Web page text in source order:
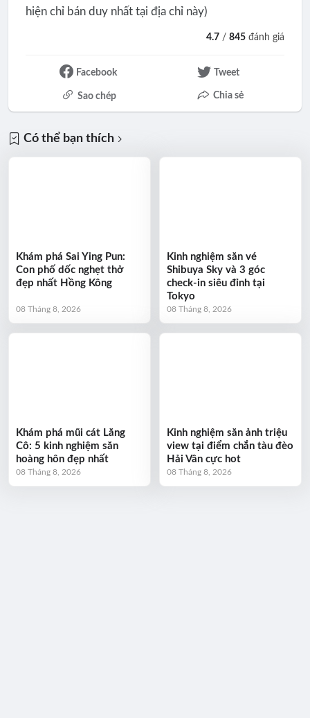
hiện chỉ bán duy nhất tại địa chỉ này)
4.7 /845 đánh giá
Facebook Tweet
Sao chép Chia sẻ
Có thể bạn thích
Khám phá Sai Ying Pun:
Con phố dốc nghẹt thở
đẹp nhất Hồng Kông
08 Tháng 8, 2026
Kinh nghiệm săn vé
Shibuya Sky và 3 góc
check-in siêu đỉnh tại
Tokyo
08 Tháng 8, 2026
Khám phá mũi cát Lăng
Cô: 5 kinh nghiệm săn
hoàng hôn đẹp nhất
08 Tháng 8, 2026
Kinh nghiệm săn ảnh triệu
view tại điểm chắn tàu đèo
Hải Vân cực hot
08 Tháng 8, 2026